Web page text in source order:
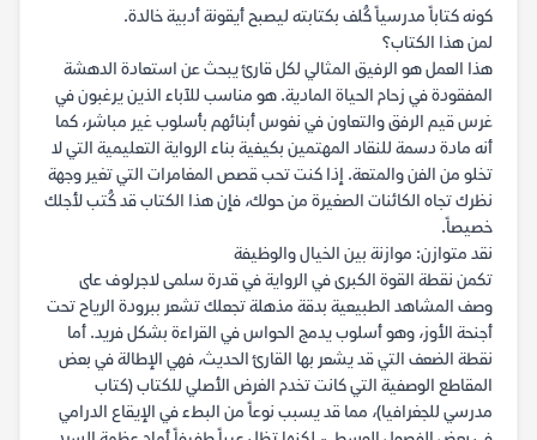
كونه كتاباً مدرسياً كُلف بكتابته ليصبح أيقونة أدبية خالدة.
لمن هذا الكتاب؟
هذا العمل هو الرفيق المثالي لكل قارئ يبحث عن استعادة الدهشة
المفقودة في زحام الحياة المادية. هو مناسب للآباء الذين يرغبون في
غرس قيم الرفق والتعاون في نفوس أبنائهم بأسلوب غير مباشر، كما
أنه مادة دسمة للنقاد المهتمين بكيفية بناء الرواية التعليمية التي لا
تخلو من الفن والمتعة. إذا كنت تحب قصص المغامرات التي تغير وجهة
نظرك تجاه الكائنات الصغيرة من حولك، فإن هذا الكتاب قد كُتب لأجلك
خصيصاً.
نقد متوازن: موازنة بين الخيال والوظيفة
تكمن نقطة القوة الكبرى في الرواية في قدرة سلمى لاجرلوف على
وصف المشاهد الطبيعية بدقة مذهلة تجعلك تشعر ببرودة الرياح تحت
أجنحة الأوز، وهو أسلوب يدمج الحواس في القراءة بشكل فريد. أما
نقطة الضعف التي قد يشعر بها القارئ الحديث، فهي الإطالة في بعض
المقاطع الوصفية التي كانت تخدم الغرض الأصلي للكتاب (كتاب
مدرسي للجغرافيا)، مما قد يسبب نوعاً من البطء في الإيقاع الدرامي